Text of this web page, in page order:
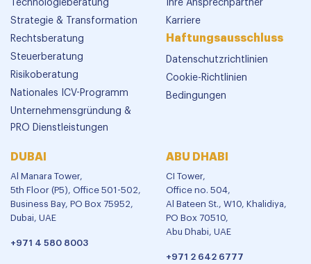
Technologieberatung
Strategie & Transformation
Rechtsberatung
Steuerberatung
Risikoberatung
Nationales ICV-Programm
Unternehmensgründung &
PRO Dienstleistungen
Ihre Ansprechpartner
Karriere
Haftungsausschluss
Datenschutzrichtlinien
Cookie-Richtlinien
Bedingungen
DUBAI
Al Manara Tower,
5th Floor (P5), Office 501-502,
Business Bay, PO Box 75952,
Dubai, UAE
+971 4 580 8003
ABU DHABI
CI Tower,
Office no. 504,
Al Bateen St., W10, Khalidiya,
PO Box 70510,
Abu Dhabi, UAE
+971 2 642 6777